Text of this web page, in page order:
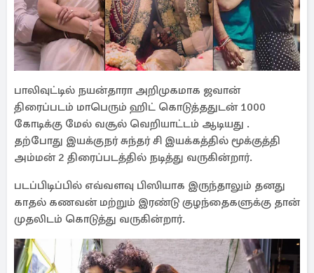
பாலிவுட்டில் நயன்தாரா அறிமுகமாக ஜவான்
திரைப்படம் மாபெரும் ஹிட் கொடுத்ததுடன் 1000
கோடிக்கு மேல் வசூல் வெறியாட்டம் ஆடியது .
தற்போது இயக்குநர் சுந்தர் சி இயக்கத்தில் மூக்குத்தி
அம்மன் 2 திரைப்படத்தில் நடித்து வருகின்றார்.
படப்பிடிப்பில் எவ்வளவு பிஸியாக இருந்தாலும் தனது
காதல் கணவன் மற்றும் இரண்டு குழந்தைகளுக்கு தான்
முதலிடம் கொடுத்து வருகின்றார்.